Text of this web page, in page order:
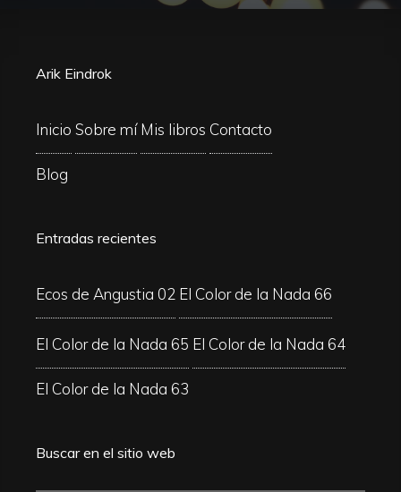
Arik Eindrok
Inicio Sobre mí Mis libros Contacto
Blog
Entradas recientes
Ecos de Angustia 02 El Color de la Nada 66
El Color de la Nada 65 El Color de la Nada 64
El Color de la Nada 63
Buscar en el sitio web